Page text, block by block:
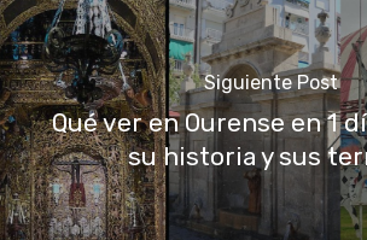
Siguiente Post
Qué ver en Ourense en 1
su historia y sus